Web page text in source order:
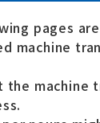
pages
machine
the machine